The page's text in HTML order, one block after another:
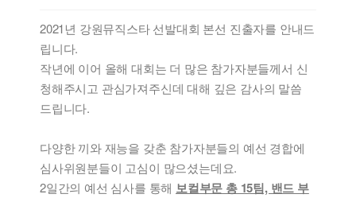
2021년 강원뮤직스타 선발대회 본선 진출자를 안내드
립니다.
작년에 이어 올해 대회는 더 많은 참가자분들께서 신
청해주시고 관심가져주신데 대해 깊은 감사의 말씀
드립니다.
다양한 끼와 재능을 갖춘 참가자분들의 예선 경합에
심사위원분들이 고심이 많으셨는데요.
2일간의 예선 심사를 통해 보컬부문 총 15팀, 밴드 부